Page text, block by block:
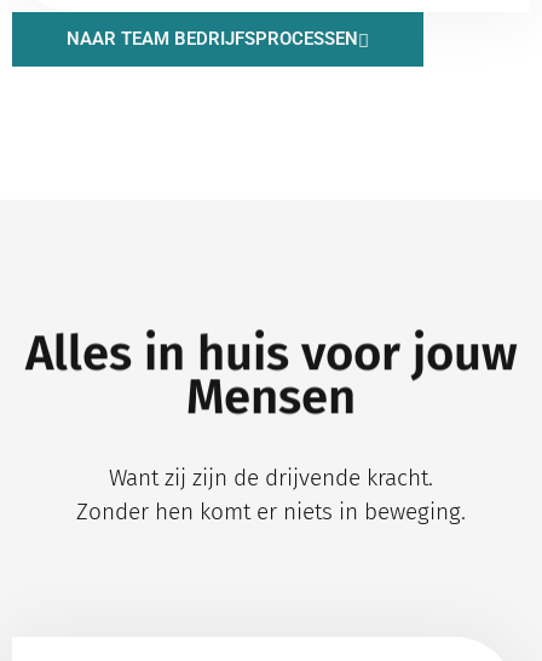
NAAR TEAM BEDRIJFSPROCESSEN
Alles in huis voor jouw
Mensen
Want zij zijn de drijvende kracht.
Zonder hen komt er niets in beweging.